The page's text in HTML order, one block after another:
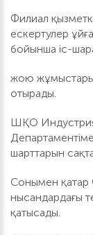
Филиал
ескертулер
бойынша іс-
жою
отырады.
ШҚО
шарттарын
Сонымен қатар
нысандардағы
қатысады.